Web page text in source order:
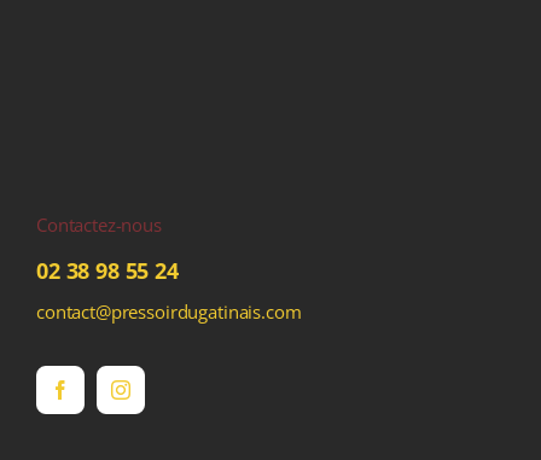
Contactez-nous
02 38 98 55 24
contact@pressoirdugatinais.com